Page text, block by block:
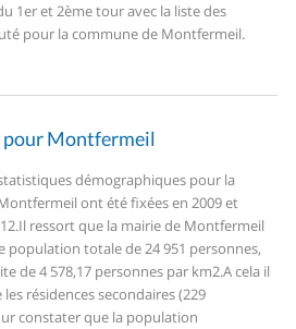
1er et 2ème tour avec la liste des
pour la commune de Montfermeil.
pour Montfermeil
démographiques pour la
ont été fixées en 2009 et
Il ressort que la mairie de Montfermeil
population totale de 24 951 personnes,
de 4 578,17 personnes par km2.A cela il
résidences secondaires (229
constater que la population